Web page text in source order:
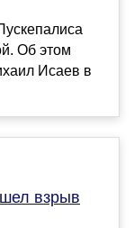
Об этом
Исаев в
взрыв